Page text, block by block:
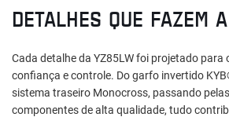
DETALHES QUE FAZEM
Cada detalhe da YZ85LW foi projetado para
confiança e controle. Do garfo invertido
sistema traseiro Monocross, passando
componentes de alta qualidade, tudo